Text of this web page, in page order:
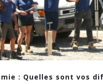
: Quelles sont vos